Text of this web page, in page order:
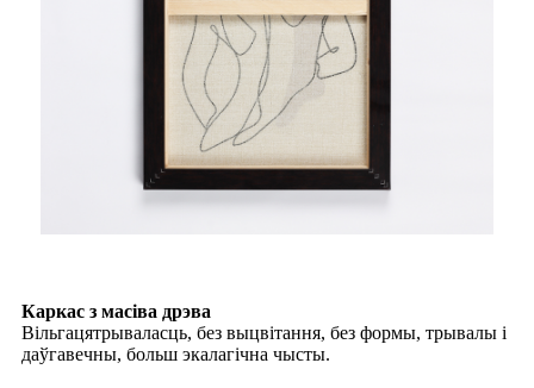
Каркас з масіва дрэва
Вільгацятрываласць, без выцвітання, без формы, трывалы і
даўгавечны, больш экалагічна чысты.